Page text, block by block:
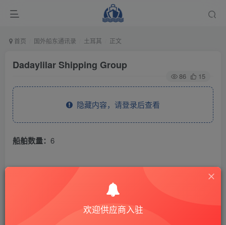
首页 国外船东通讯录 土耳其 正文
Dadaylilar Shipping Group
86 15
隐藏内容，请登录后查看
船舶数量： 6
THE END
欢迎供应商入驻